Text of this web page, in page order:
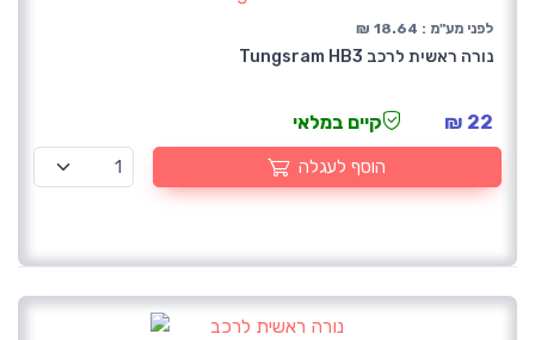
לפני מע"מ : 18.64 ₪
נורה ראשית לרכב Tungsram HB3
22 ₪ קיים במלאי
הוסף לעגלה